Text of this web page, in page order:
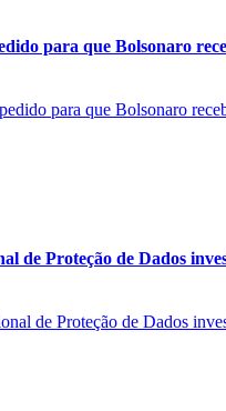
para que Bolsonaro
de Proteção de Dados